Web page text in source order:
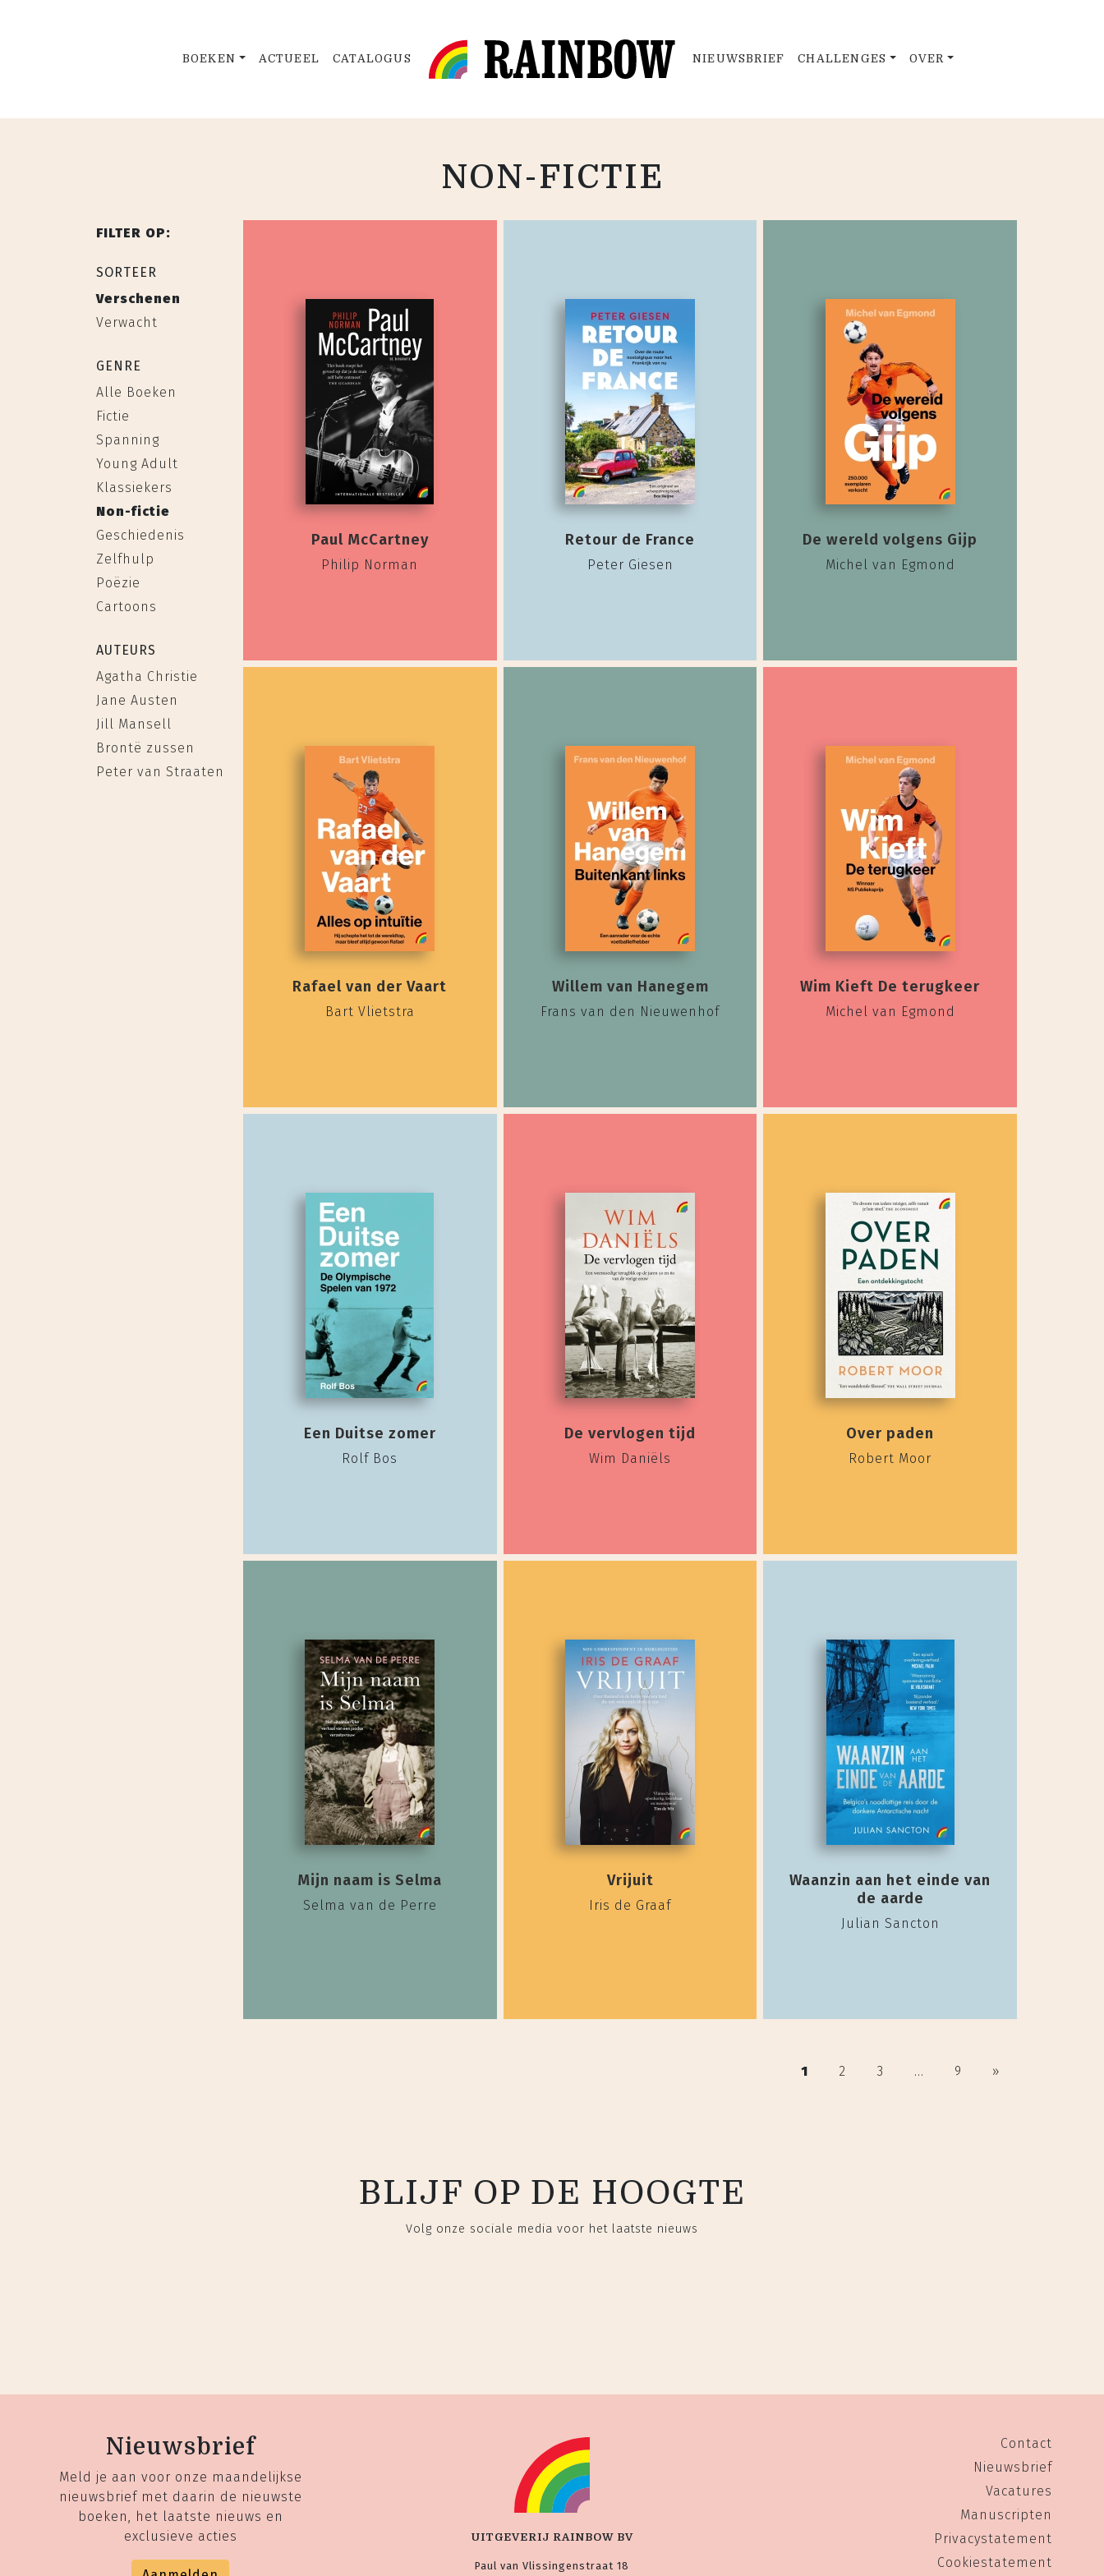
BOEKEN ACTUEEL CATALOGUS NIEUWSBRIEF CHALLENGES OVER
NON-FICTIE
FILTER OP:
SORTEER
Verschenen
Verwacht
GENRE
Alle Boeken
Fictie
Spanning
Young Adult
Klassiekers
Non-fictie
Geschiedenis
Zelfhulp
Poëzie
Cartoons
AUTEURS
Agatha Christie
Jane Austen
Jill Mansell
Brontë zussen
Peter van Straaten
Paul McCartney
Philip Norman
Retour de France
Peter Giesen
De wereld volgens Gijp
Michel van Egmond
Rafael van der Vaart
Bart Vlietstra
Willem van Hanegem
Frans van den Nieuwenhof
Wim Kieft De terugkeer
Michel van Egmond
Een Duitse zomer
Rolf Bos
De vervlogen tijd
Wim Daniëls
Over paden
Robert Moor
Mijn naam is Selma
Selma van de Perre
Vrijuit
Iris de Graaf
Waanzin aan het einde van
de aarde
Julian Sancton
1 2 3 ... 9 »
BLIJF OP DE HOOGTE
Volg onze sociale media voor het laatste nieuws
Nieuwsbrief
Meld je aan voor onze maandelijkse
nieuwsbrief met daarin de nieuwste
boeken, het laatste nieuws en
exclusieve acties
UITGEVERIJ RAINBOW BV
Paul van Vlissingenstraat 18
Contact
Nieuwsbrief
Vacatures
Manuscripten
Privacystatement
Cookiestatement